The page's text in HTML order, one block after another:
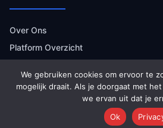
Over Ons
Platform Overzicht
Technologie
We gebruiken cookies om ervoor te
mogelijk draait. Als je doorgaat met
we ervan uit dat je
Ok